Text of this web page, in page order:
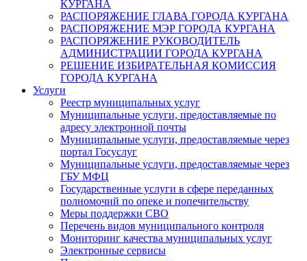
КУРГАНА
РАСПОРЯЖЕНИЕ ГЛАВА ГОРОДА КУРГАНА
РАСПОРЯЖЕНИЕ МЭР ГОРОДА КУРГАНА
РАСПОРЯЖЕНИЕ РУКОВОДИТЕЛЬ
АДМИНИСТРАЦИИ ГОРОДА КУРГАНА
РЕШЕНИЕ ИЗБИРАТЕЛЬНАЯ КОМИССИЯ
ГОРОДА КУРГАНА
Услуги
Реестр муниципальных услуг
Муниципальные услуги, предоставляемые по
адресу электронной почты
Муниципальные услуги, предоставляемые через
портал Госуслуг
Муниципальные услуги, предоставляемые через
ГБУ МФЦ
Государственные услуги в сфере переданных
полномочий по опеке и попечительству
Меры поддержки СВО
Перечень видов муниципального контроля
Мониторинг качества муниципальных услуг
Электронные сервисы